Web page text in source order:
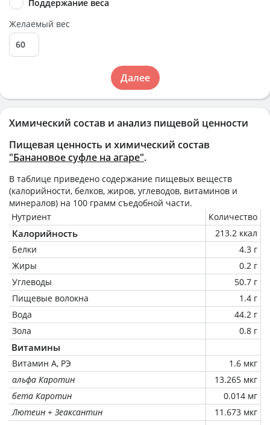
Химический состав и анализ пищевой ценности
Пищевая ценность и химический состав
"Банановое суфле на агаре".
В таблице приведено содержание пищевых веществ
(калорийности, белков, жиров, углеводов, витаминов и
минералов) на 100 грамм съедобной части.
Нутриент
Количество
Калорийность
213.2 ккал
Белки
4.3 г
Жиры
0.2 г
Углеводы
50.7 г
Пищевые волокна
1.4 г
Вода
44.2 г
Зола
0.8 г
Витамины
Витамин А, РЭ
1.6 мкг
альфа Каротин
13.265 мкг
бета Каротин
0.014 мг
Лютеин + Зеаксантин
11.673 мкг
Поддержание веса
Желаемый вес
Далее